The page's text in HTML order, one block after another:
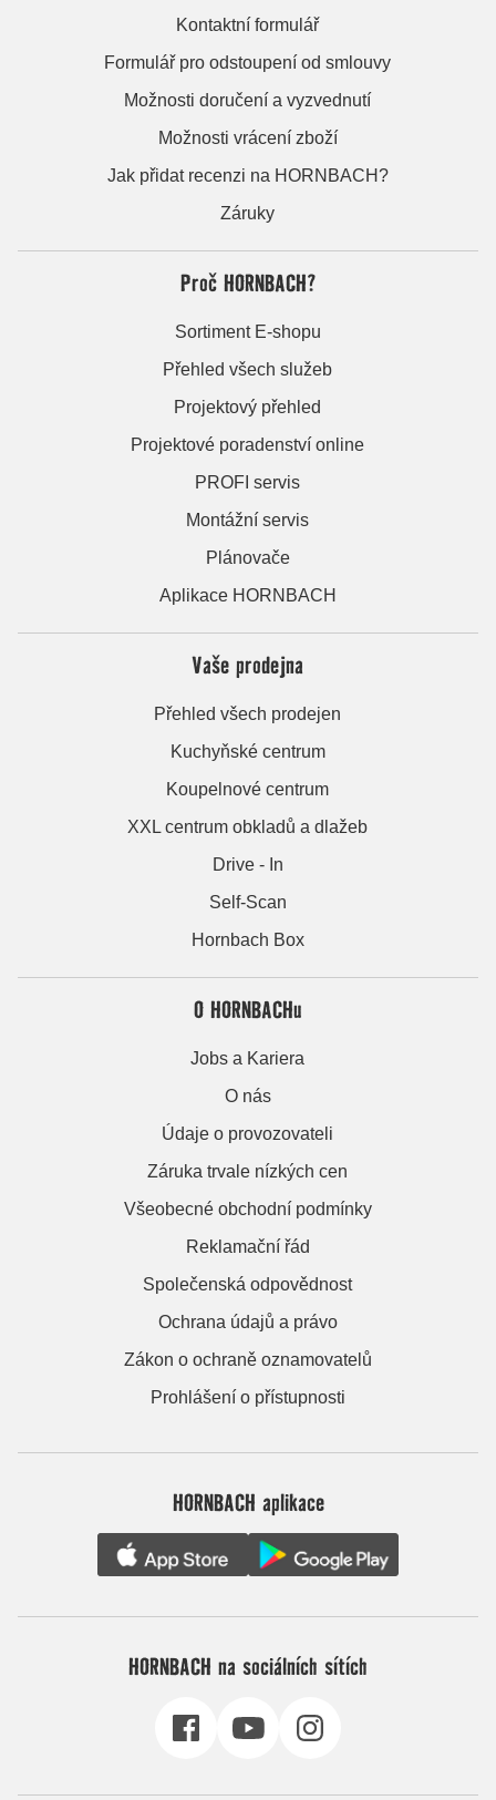
Kontaktní formulář
Formulář pro odstoupení od smlouvy
Možnosti doručení a vyzvednutí
Možnosti vrácení zboží
Jak přidat recenzi na HORNBACH?
Záruky
Proč HORNBACH?
Sortiment E-shopu
Přehled všech služeb
Projektový přehled
Projektové poradenství online
PROFI servis
Montážní servis
Plánovače
Aplikace HORNBACH
Vaše prodejna
Přehled všech prodejen
Kuchyňské centrum
Koupelnové centrum
XXL centrum obkladů a dlažeb
Drive - In
Self-Scan
Hornbach Box
O HORNBACHu
Jobs a Kariera
O nás
Údaje o provozovateli
Záruka trvale nízkých cen
Všeobecné obchodní podmínky
Reklamační řád
Společenská odpovědnost
Ochrana údajů a právo
Zákon o ochraně oznamovatelů
Prohlášení o přístupnosti
HORNBACH aplikace
HORNBACH na sociálních sítích